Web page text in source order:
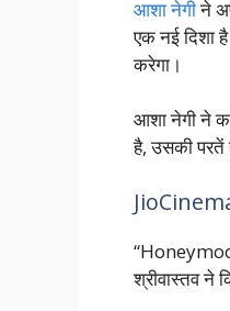
आशा नेगीने
एक नई दिशा
करेगा।
आशा नेगी ने
है, उसकी परतें
श्रीवास्तव ने